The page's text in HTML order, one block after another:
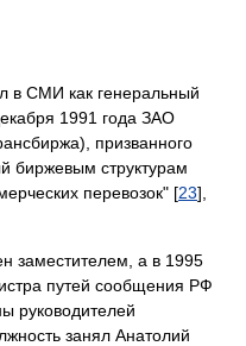
в СМИ как генеральный
1991 года ЗАО
призванного
биржевым структурам
перевозок" [23],
заместителем, а в 1995
путей сообщения РФ
руководителей
занял Анатолий